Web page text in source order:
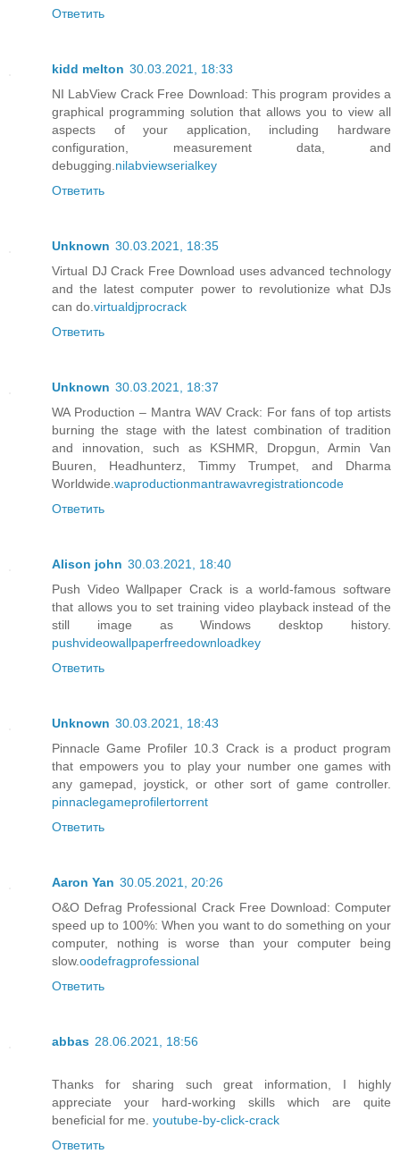
Ответить
kidd melton 30.03.2021, 18:33
NI LabView Crack Free Download: This program provides a
graphical programming solution that allows you to view all
aspects of your application, including hardware
configuration, measurement data, and
debugging. nilabviewserialkey
Ответить
Unknown 30.03.2021, 18:35
Virtual DJ Crack Free Download uses advanced technology
and the latest computer power to revolutionize what DJs
can do. virtualdjprocrack
Ответить
Unknown 30.03.2021, 18:37
WA Production – Mantra WAV Crack: For fans of top artists
burning the stage with the latest combination of tradition
and innovation, such as KSHMR, Dropgun, Armin Van
Buuren, Headhunterz, Timmy Trumpet, and Dharma
Worldwide. waproductionmantrawavregistrationcode
Ответить
Alison john 30.03.2021, 18:40
Push Video Wallpaper Crack is a world-famous software
that allows you to set training video playback instead of the
still image as Windows desktop history.
pushvideowallpaperfreedownloadkey
Ответить
Unknown 30.03.2021, 18:43
Pinnacle Game Profiler 10.3 Crack is a product program
that empowers you to play your number one games with
any gamepad, joystick, or other sort of game controller.
pinnaclegameprofilertorrent
Ответить
Aaron Yan 30.05.2021, 20:26
O&O Defrag Professional Crack Free Download: Computer
speed up to 100%: When you want to do something on your
computer, nothing is worse than your computer being
slow.oodefragprofessional
Ответить
abbas 28.06.2021, 18:56
Thanks for sharing such great information, I highly
appreciate your hard-working skills which are quite
beneficial for me. youtube-by-click-crack
Ответить